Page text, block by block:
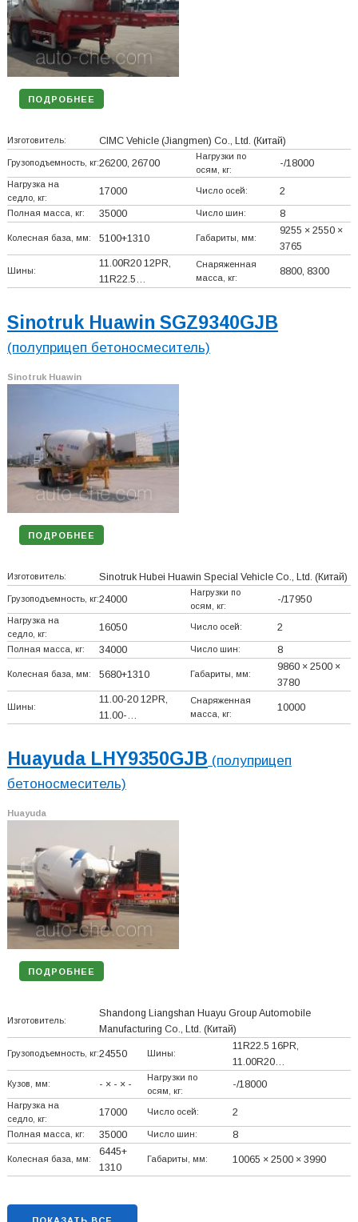
ПОДРОБНЕЕ
Изготовитель: CIMC Vehicle (Jiangmen) Co., Ltd. (Китай)
Грузоподъемность, кг:26200, 26700
Нагрузки по
осям, кг:
-/18000
Нагрузка на
седло, кг:
17000 Число осей: 2
Полная масса, кг: 35000 Число шин: 8
Колесная база, мм: 5100+1310 Габариты, мм:
9255 × 2550 ×
3765
Шины:
11.00R20 12PR,
11R22.5…
Снаряженная
масса, кг:
8800, 8300
Sinotruk Huawin SGZ9340GJB
(полуприцеп бетоносмеситель)
Sinotruk Huawin
ПОДРОБНЕЕ
Изготовитель: Sinotruk Hubei Huawin Special Vehicle Co., Ltd. (Китай)
Грузоподъемность, кг:24000
Нагрузки по
осям, кг:
-/17950
Нагрузка на
седло, кг:
16050 Число осей: 2
Полная масса, кг: 34000 Число шин: 8
Колесная база, мм: 5680+1310 Габариты, мм:
9860 × 2500 ×
3780
Шины:
11.00-20 12PR,
11.00-…
Снаряженная
масса, кг:
10000
Huayuda LHY9350GJB (полуприцеп
бетоносмеситель)
Huayuda
ПОДРОБНЕЕ
Изготовитель:
Shandong Liangshan Huayu Group Automobile
Manufacturing Co., Ltd. (Китай)
Грузоподъемность, кг:24550 Шины:
11R22.5 16PR,
11.00R20…
Кузов, мм: - × - × -
Нагрузки по
осям, кг:
-/18000
Нагрузка на
седло, кг:
17000 Число осей: 2
Полная масса, кг: 35000 Число шин: 8
Колесная база, мм:
6445+
1310
Габариты, мм: 10065 × 2500 × 3990